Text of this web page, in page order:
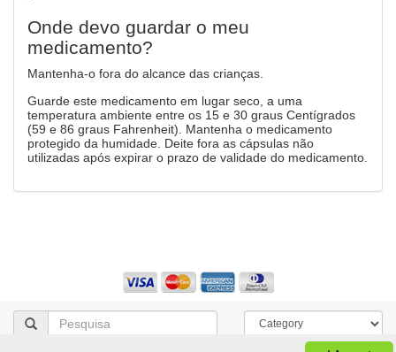
Onde devo guardar o meu
medicamento?
Mantenha-o fora do alcance das crianças.
Guarde este medicamento em lugar seco, a uma
temperatura ambiente entre os 15 e 30 graus Centígrados
(59 e 86 graus Fahrenheit). Mantenha o medicamento
protegido da humidade. Deite fora as cápsulas não
utilizadas após expirar o prazo de validade do medicamento.